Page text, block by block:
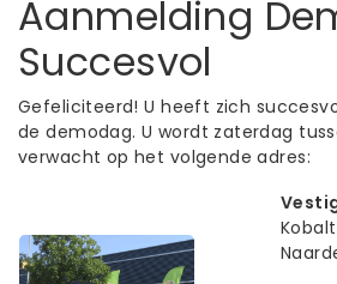
Aanmelding
Succesvol
Gefeliciteerd! U heeft zich
de demodag. U wordt zaterdag
verwacht op het volgende adres: